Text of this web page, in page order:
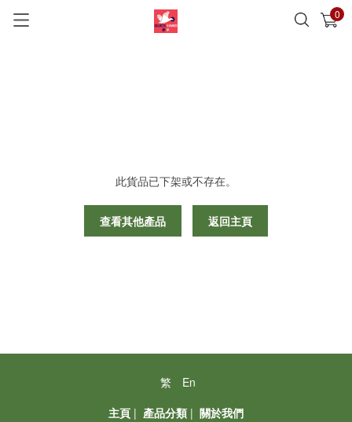
0
已加入購物車 查看
此貨品已下架或不存在。
查看其他產品 返回主頁
繁
En
主頁 | 產品分類 | 關於我們